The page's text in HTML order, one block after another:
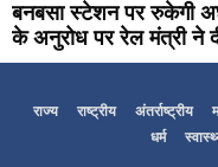
बनबसा स्टेशन पर रुकेगी
के अनुरोध पर रेल मंत्री ने
राज्य राष्ट्रीय अंतर्राष्ट्रीय
धर्म